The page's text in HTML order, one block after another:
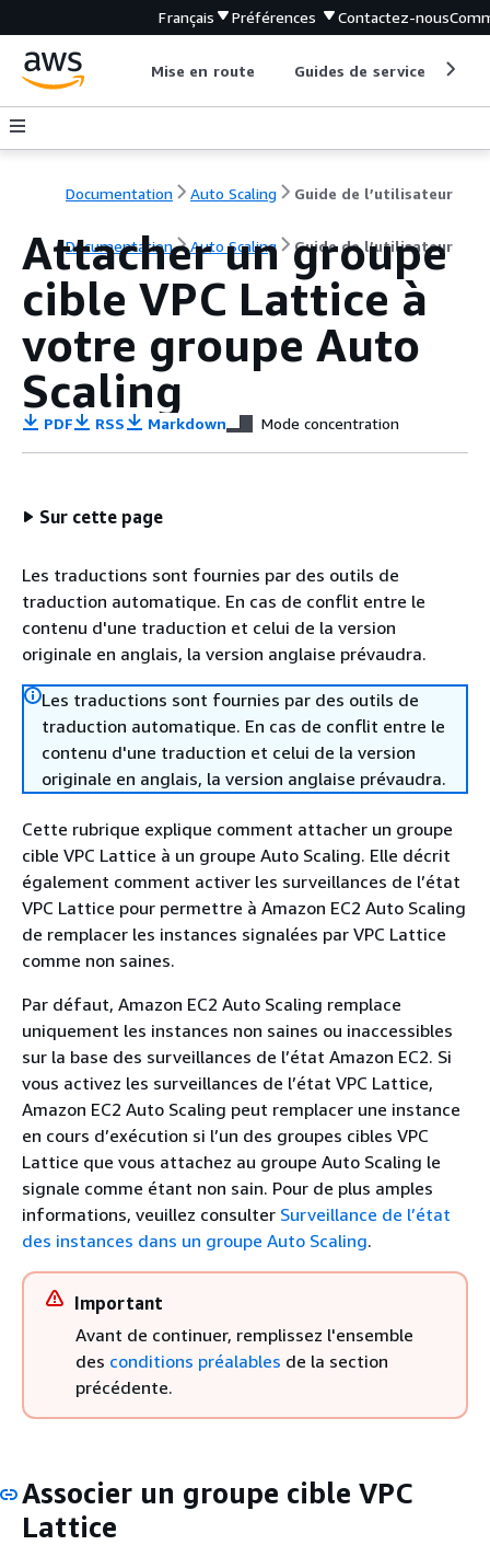
Français Préférences Contactez-nous
Mise en route Guides de service
Documentation Auto Scaling Guide de l’utilisateur
Documentation Auto Scaling Guide de l’utilisateur
Attacher un groupe
cible VPC Lattice à
votre groupe Auto
Scaling
PDF RSS Markdown Mode concentration
Sur cette page
Les traductions sont fournies par des outils de
traduction automatique. En cas de conflit entre le
contenu d'une traduction et celui de la version
originale en anglais, la version anglaise prévaudra.
Les traductions sont fournies par des outils de
traduction automatique. En cas de conflit entre le
contenu d'une traduction et celui de la version
originale en anglais, la version anglaise prévaudra.
Cette rubrique explique comment attacher un groupe
cible VPC Lattice à un groupe Auto Scaling. Elle décrit
également comment activer les surveillances de l’état
VPC Lattice pour permettre à Amazon EC2 Auto Scaling
de remplacer les instances signalées par VPC Lattice
comme non saines.
Par défaut, Amazon EC2 Auto Scaling remplace
uniquement les instances non saines ou inaccessibles
sur la base des surveillances de l’état Amazon EC2. Si
vous activez les surveillances de l’état VPC Lattice,
Amazon EC2 Auto Scaling peut remplacer une instance
en cours d’exécution si l’un des groupes cibles VPC
Lattice que vous attachez au groupe Auto Scaling le
signale comme étant non sain. Pour de plus amples
informations, veuillez consulter Surveillance de l’état
des instances dans un groupe Auto Scaling.
Important
Avant de continuer, remplissez l'ensemble
des conditions préalables de la section
précédente.
Associer un groupe cible VPC
Lattice